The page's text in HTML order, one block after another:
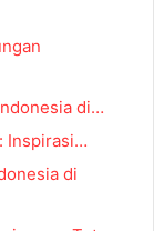
di…
Inspirasi…
di